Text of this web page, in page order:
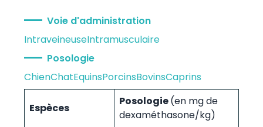
Voie d'administration
IntraveineuseIntramusculaire
Posologie
ChienChatEquinsPorcinsBovinsCaprins
Espèces
Posologie(en mg de
dexaméthasone/kg)